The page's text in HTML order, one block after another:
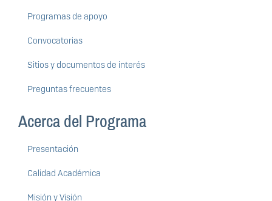
Programas de apoyo
Convocatorias
Sitios y documentos de interés
Preguntas frecuentes
Acerca del Programa
Presentación
Calidad Académica
Misión y Visión